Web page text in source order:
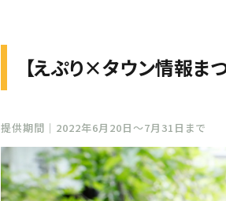
【えぷり×タウン情報ま
提供期間｜2022年6月20日～7月31日まで